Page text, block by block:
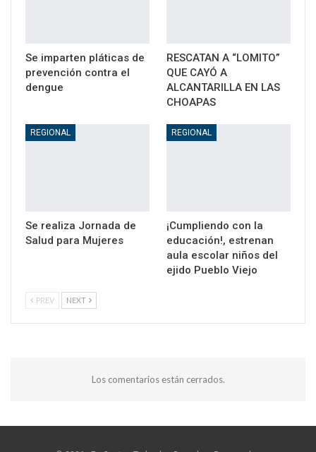
Se imparten pláticas de
prevención contra el
dengue
RESCATAN A “LOMITO”
QUE CAYÓ A
ALCANTARILLA EN LAS
CHOAPAS
REGIONAL
Se realiza Jornada de
Salud para Mujeres
REGIONAL
¡Cumpliendo con la
educación!, estrenan
aula escolar niños del
ejido Pueblo Viejo
PREV NEXT
Los comentarios están cerrados.